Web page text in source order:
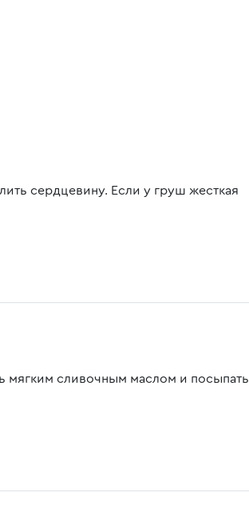
сердцевину. Если у груш жесткая
мягким сливочным маслом и посыпать